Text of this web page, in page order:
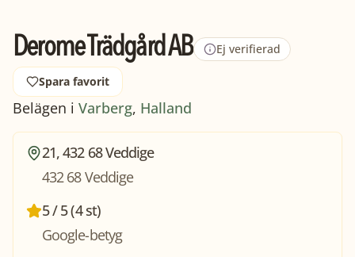
Derome Trädgård AB Ej verifierad
Spara favorit
Belägen i Varberg, Halland
21, 432 68 Veddige
432 68 Veddige
5 / 5 (4 st)
Google-betyg